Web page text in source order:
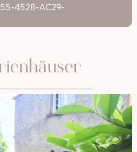
4528-AC29-